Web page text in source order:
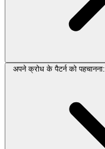
अपने क्रोध के पैटर्न को